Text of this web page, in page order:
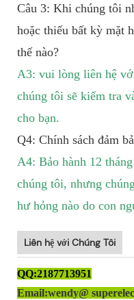
Câu 3: Khi chúng tôi
hoặc thiếu bất kỳ mặt
thế nào?
A3: vui lòng liên hệ
chúng tôi sẽ kiểm tra
cho bạn.
Q4: Chính sách đảm
A4: Bảo hành 12
chúng tôi, nhưng
hư hỏng nào do con
Liên hệ với Chúng Tôi
QQ:2187713951
Email:wendy@